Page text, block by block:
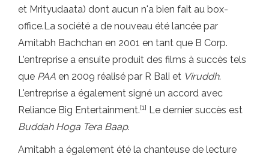
et Mrityudaata) dont aucun n'a bien fait au box-
office.La société a de nouveau été lancée par
Amitabh Bachchan en 2001 en tant que B Corp.
L'entreprise a ensuite produit des films à succès tels
que PAA en 2009 réalisé par R Bali et Viruddh.
L'entreprise a également signé un accord avec
Reliance Big Entertainment.[1] Le dernier succès est
Buddah Hoga Tera Baap.
Amitabh a également été la chanteuse de lecture